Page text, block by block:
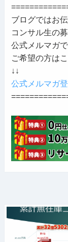
ブログではお
コンサル生の
公式メルマガ
ご希望の方は
↓↓
公式メルマガ